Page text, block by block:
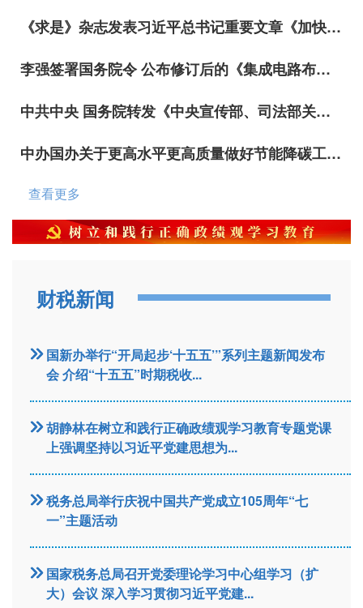
《求是》杂志发表习近平总书记重要文章《加快建设健康中国》
李强签署国务院令 公布修订后的《集成电路布图设计保护条例》
中共中央 国务院转发《中央宣传部、司法部关于开展法治宣传教育的第九个五年规划（2026－2030年）》
中办国办关于更高水平更高质量做好节能降碳工作的意见
查看更多
财税新闻
国新办举行“开局起步‘十五五’”系列主题新闻发布
会 介绍“十五五”时期税收...
胡静林在树立和践行正确政绩观学习教育专题党课
上强调坚持以习近平党建思想为...
税务总局举行庆祝中国共产党成立105周年“七
一”主题活动
国家税务总局召开党委理论学习中心组学习（扩
大）会议 深入学习贯彻习近平党建...